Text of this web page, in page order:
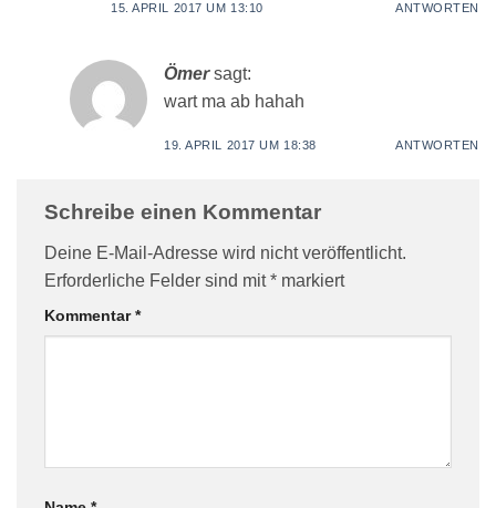
15. APRIL 2017 UM 13:10 ANTWORTEN
Ömer sagt:
wart ma ab hahah
19. APRIL 2017 UM 18:38 ANTWORTEN
Schreibe einen Kommentar
Deine E-Mail-Adresse wird nicht veröffentlicht.
Erforderliche Felder sind mit* markiert
Kommentar*